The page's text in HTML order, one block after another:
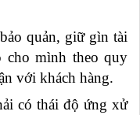
quản, giữ gìn tài
cho mình theo quy
với khách hàng.
có thái độ ứng xử